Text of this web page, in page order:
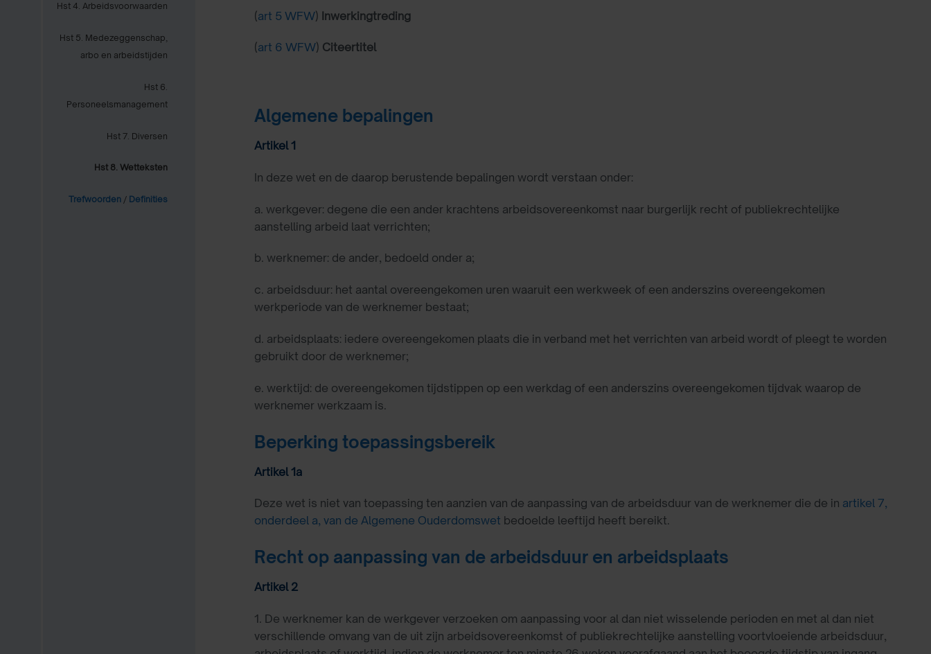
Hst 4. Arbeidsvoorwaarden
Hst 5. Medezeggenschap,
arbo en arbeidstijden
Hst 6.
Personeelsmanagement
Hst 7. Diversen
Hst 8. Wetteksten
Trefwoorden / Definities
(art 5 WFW) Inwerkingtreding
(art 6 WFW) Citeertitel
Algemene bepalingen
Artikel 1
In deze wet en de daarop berustende bepalingen wordt verstaan onder:
a. werkgever: degene die een ander krachtens arbeidsovereenkomst naar burgerlijk recht of publiekrechtelijke
aanstelling arbeid laat verrichten;
b. werknemer: de ander, bedoeld onder a;
c. arbeidsduur: het aantal overeengekomen uren waaruit een werkweek of een anderszins overeengekomen
werkperiode van de werknemer bestaat;
d. arbeidsplaats: iedere overeengekomen plaats die in verband met het verrichten van arbeid wordt of pleegt te worden
gebruikt door de werknemer;
e. werktijd: de overeengekomen tijdstippen op een werkdag of een anderszins overeengekomen tijdvak waarop de
werknemer werkzaam is.
Beperking toepassingsbereik
Artikel 1a
Deze wet is niet van toepassing ten aanzien van de aanpassing van de arbeidsduur van de werknemer die de in artikel 7,
onderdeel a, van de Algemene Ouderdomswet bedoelde leeftijd heeft bereikt.
Recht op aanpassing van de arbeidsduur en arbeidsplaats
Artikel 2
1. De werknemer kan de werkgever verzoeken om aanpassing voor al dan niet wisselende perioden en met al dan niet
verschillende omvang van de uit zijn arbeidsovereenkomst of publiekrechtelijke aanstelling voortvloeiende arbeidsduur,